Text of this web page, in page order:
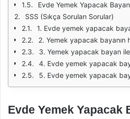
Evde Yemek Yapacak
SSS (Sıkça Sorulan Sorular)
1. Evde yemek yapacak
2. Yemek yapacak bayanın hangi
3. Yemek yapacak bayan ile
4. Evde yemek yapacak bayan
5. Evde yemek yapacak bayanın sağlıklı
Evde Yemek Yapacak